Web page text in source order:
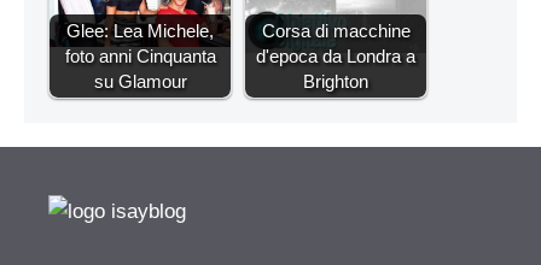
Glee: Lea Michele,
foto anni Cinquanta
su Glamour
Corsa di macchine
d'epoca da Londra a
Brighton